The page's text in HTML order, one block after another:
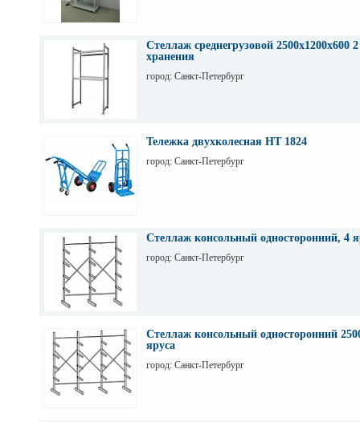
Стеллаж среднегрузовой 2500х1200х600
хранения
город: Санкт-Петербург
Тележка двухколесная НТ 1824
город: Санкт-Петербург
Стеллаж консольный односторонний, 4
город: Санкт-Петербург
Стеллаж консольный односторонний
яруса
город: Санкт-Петербург